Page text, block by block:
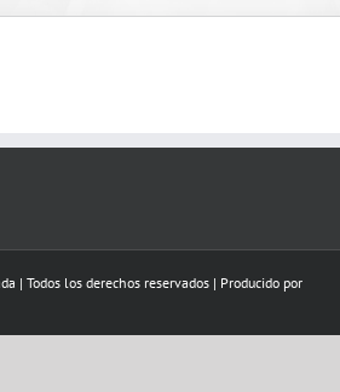
| Todos los derechos reservados | Producido por